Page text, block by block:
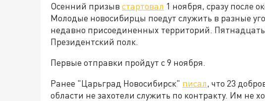
Осенний призыв стартовал 1 ноября, сразу после
Молодые новосибирцы поедут служить в разные
недавно присоединенных территорий.
Президентский полк.
Первые отправки пройдут с 9 ноября.
Ранее "Царьград Новосибирск" писал, что 23
области не захотели служить по контракту. Им не